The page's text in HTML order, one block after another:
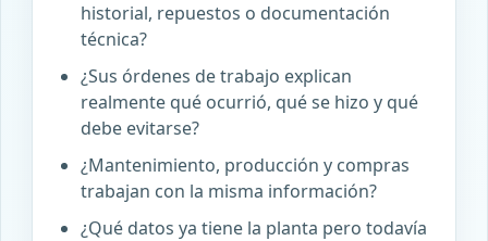
historial, repuestos o documentación
técnica?
¿Sus órdenes de trabajo explican
realmente qué ocurrió, qué se hizo y qué
debe evitarse?
¿Mantenimiento, producción y compras
trabajan con la misma información?
¿Qué datos ya tiene la planta pero todavía